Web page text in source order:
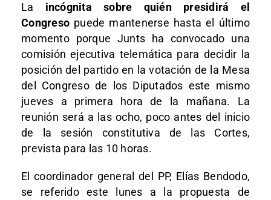
La incógnita sobre quién presidirá el
Congreso puede mantenerse hasta el último
momento porque Junts ha convocado una
comisión ejecutiva telemática para decidir la
posición del partido en la votación de la Mesa
del Congreso de los Diputados este mismo
jueves a primera hora de la mañana. La
reunión será a las ocho, poco antes del inicio
de la sesión constitutiva de las Cortes,
prevista para las 10 horas.
El coordinador general del PP, Elías Bendodo,
se referido este lunes a la propuesta de